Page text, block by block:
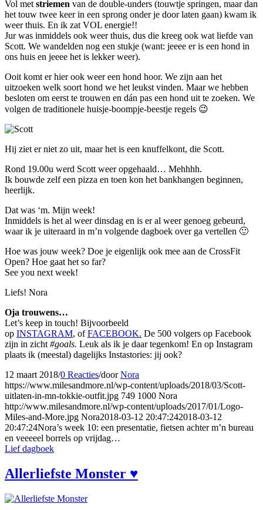
Vol met striemen van de double-unders (touwtje springen, maar dan
het touw twee keer in een sprong onder je door laten gaan) kwam ik
weer thuis. En ik zat VOL energie!!
Jur was inmiddels ook weer thuis, dus die kreeg ook wat liefde van
Scott. We wandelden nog een stukje (want: jeeee er is een hond in
ons huis en jeeee het is lekker weer).
Ooit komt er hier ook weer een hond hoor. We zijn aan het
uitzoeken welk soort hond we het leukst vinden. Maar we hebben
besloten om eerst te trouwen en dán pas een hond uit te zoeken. We
volgen de traditionele huisje-boompje-beestje regels 😉
Hij ziet er niet zo uit, maar het is een knuffelkont, die Scott.
Rond 19.00u werd Scott weer opgehaald… Mehhhh.
Ik bouwde zelf een pizza en toen kon het bankhangen beginnen,
heerlijk.
Dat was ‘m. Mijn week!
Inmiddels is het al weer dinsdag en is er al weer genoeg gebeurd,
waar ik je uiteraard in m’n volgende dagboek over ga vertellen 🙂
Hoe was jouw week? Doe je eigenlijk ook mee aan de CrossFit
Open? Hoe gaat het so far?
See you next week!
Liefs! Nora
Oja trouwens…
Let’s keep in touch! Bijvoorbeeld
op INSTAGRAM, ofFACEBOOK. De 500 volgers op Facebook
zijn in zicht #goals. Leuk als ik je daar tegenkom! En op Instagram
plaats ik (meestal) dagelijks Instastories: jij ook?
12 maart 2018/0 Reacties/doorNora
https://www.milesandmore.nl/wp-content/uploads/2018/03/Scott-
uitlaten-in-mn-tokkie-outfit.jpg 749 1000 Nora
http://www.milesandmore.nl/wp-content/uploads/2017/01/Logo-
Miles-and-More.jpg Nora2018-03-12 20:47:242018-03-12
20:47:24Nora’s week 10: een presentatie, fietsen achter m’n bureau
en veeeeel borrels op vrijdag…
Lief dagboek
Allerliefste Monster ♥